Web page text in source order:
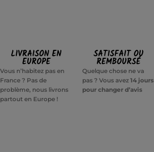
LIVRAISON EN
EUROPE
Vous n’habitez pas en
France ? Pas de
problème, nous livrons
partout en Europe !
SATISFAIT OU
REMBOURSÉ
Quelque chose ne va
pas ? Vous avez14 jours
pour changer d’avis